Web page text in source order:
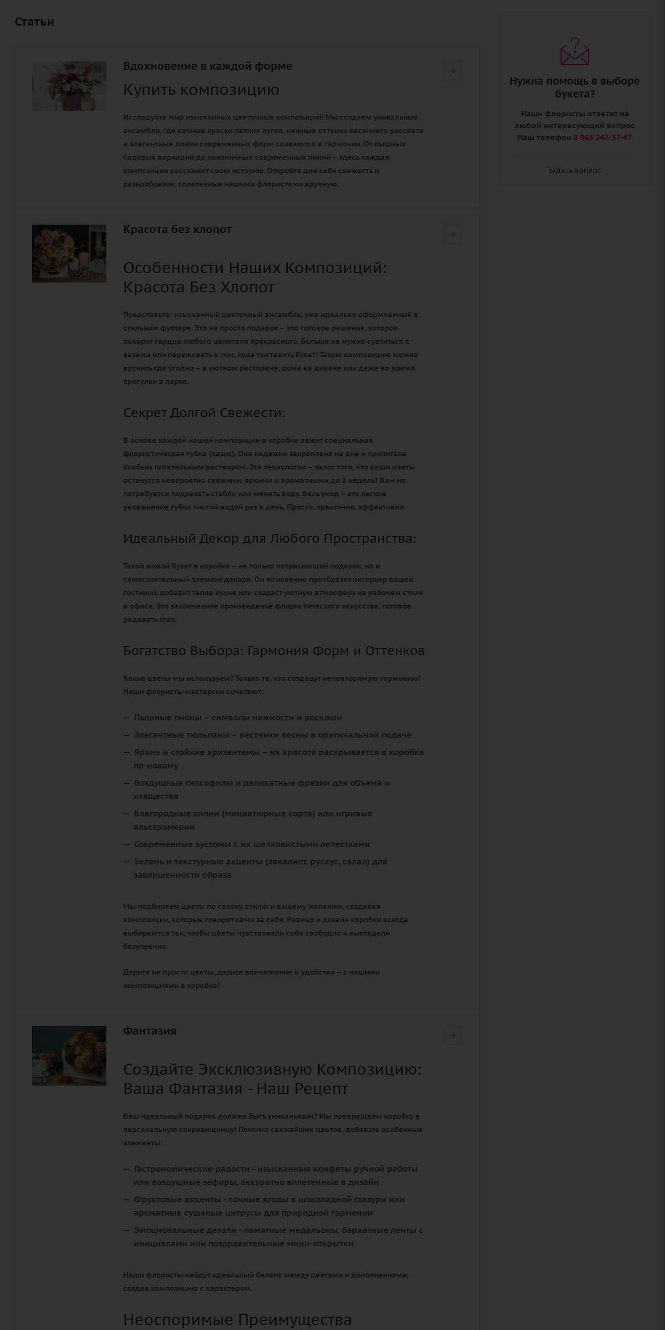
Статьи
Вдохновение в каждой форме
Купить композицию
Исследуйте мир изысканных цветочных композиций! Мы создаем уникальные
ансамбли, где сочные краски летних лугов, нежные оттенки весеннего рассвета
и элегантные линии современных форм сливаются в гармонии. От пышных
садовых вариаций до лаконичных современных линий – здесь каждая
композиция расскажет свою историю. Откройте для себя свежесть и
разнообразие, сплетенные нашими флористами вручную.
Красота без хлопот
Особенности Наших Композиций:
Красота Без Хлопот
Представьте: изысканный цветочный ансамбль, уже идеально оформленный в
стильном футляре. Это не просто подарок – это готовое решение, которое
покорит сердце любого ценителя прекрасного. Больше не нужно суетиться с
вазами или переживать о том, куда поставить букет! Такую композицию можно
вручить где угодно – в уютном ресторане, дома на диване или даже во время
прогулки в парке.
Секрет Долгой Свежести:
В основе каждой нашей композиции в коробке лежит специальная
флористическая губка (оазис). Она надежно закреплена на дне и пропитана
особым питательным раствором. Эта технология – залог того, что ваши цветы
останутся невероятно свежими, яркими и ароматными до 2 недель! Вам не
потребуется подрезать стебли или менять воду. Весь уход – этолегкое
увлажнение губки чистой водой раз в день. Просто, практично, эффективно.
Идеальный Декор для Любого Пространства:
Такой живой букет в коробке – не только потрясающий подарок, но и
самостоятельный элемент декора. Он мгновенно преобразит интерьер вашей
гостиной, добавит тепла кухне или создаст уютную атмосферу на рабочем столе
в офисе. Это законченное произведение флористического искусства, готовое
радовать глаз.
Богатство Выбора: Гармония Форм и Оттенков
Какие цветы мы используем? Только те, что создадут неповторимую гармонию!
Наши флористы мастерски сочетают:
Пышные пионы – символы нежности и роскоши
Элегантные тюльпаны – вестники весны в оригинальной подаче
Яркие и стойкие хризантемы – их красота раскрывается в коробке
по-новому
Воздушные гипсофилы иделикатные фрезии для объема и
изящества
Благородные лилии (миниатюрные сорта) или игривые
альстромерии
Современные эустомы с их шелковистыми лепестками
Зелень и текстурные акценты (эвкалипт, рускус, салал) для
завершенности образа
Мы подбираем цветы по сезону, стилю и вашему желанию, создавая
композиции, которые говорят сами за себя. Размер и дизайн коробки всегда
выбираются так, чтобы цветы чувствовали себя свободно и выглядели
безупречно.
Дарите не просто цветы, дарите впечатление и удобство – с нашими
композициями в коробке!
Фантазия
Создайте Эксклюзивную Композицию:
Ваша Фантазия - Наш Рецепт
Ваш идеальный подарок должен быть уникальным? Мы превращаем коробку в
персональную сокровищницу! Помимо свежайших цветов, добавьте особенные
элементы:
Гастрономические радости - изысканные конфеты ручной работы
или воздушные зефиры, аккуратно вплетенные в дизайн
Фруктовые акценты - сочные ягоды в шоколадной глазури или
ароматные сушеные цитрусы для природной гармонии
Эмоциональные детали - памятные медальоны, бархатные ленты с
инициалами или поздравительные мини-открытки
Наши флористы найдут идеальный баланс между цветами и дополнениями,
создав композицию с характером.
Неоспоримые Преимущества
Нужна помощь в выборе
букета?
Наши флористы ответят на
любой интересующий вопрос
Наш телефон 8 965 242-37-47
ЗАДАТЬ ВОПРОС